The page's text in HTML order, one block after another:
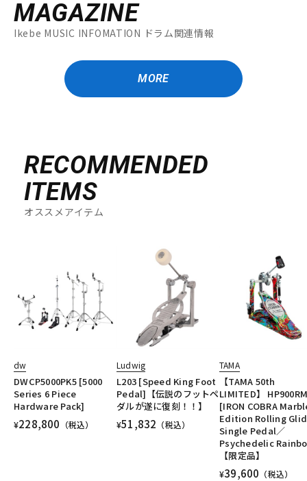
MAGAZINE
Ikebe MUSIC INFOMATION ドラム関連情報
MORE
RECOMMENDED
ITEMS
オススメアイテム
dw
DWCP5000PK5 [5000
Series 6 Piece
Hardware Pack]
¥228,800 （税込）
Ludwig
L203 [Speed King Foot
Pedal]【伝説のフットペ
ダルが遂に復刻！！】
¥51,832 （税込）
TAMA
【TAMA 50th
LIMITED】
[IRON COBRA
Edition Rolling
Single Pedal／
Psychedelic
【限定品】
¥39,600 （税込）